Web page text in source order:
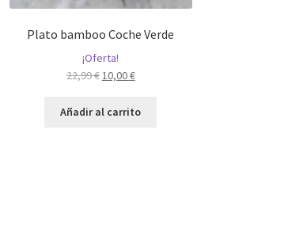
Plato bamboo Coche Verde
¡Oferta!
22,99€ El
original
10,00€El
actual
Añadir al carrito